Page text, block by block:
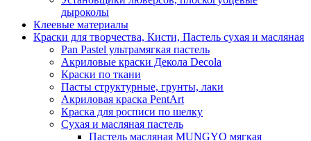
дыроколы
Клеевые материалы
Краски для творчества, Кисти, Пастель сухая и масляная
Pan Pastel ультрамягкая пастель
Акриловые краски Декола Decola
Краски по ткани
Пасты структурные, грунты, лаки
Акриловая краска PentArt
Краска для росписи по шелку
Cухая и масляная пастель
Пастель масляная MUNGYO мягкая